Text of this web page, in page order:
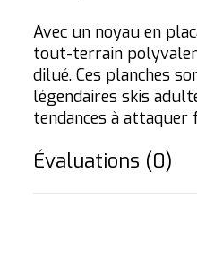
Avec un noyau en
tout-terrain
dilué. Ces planches
légendaires skis
tendances à attaquer
Évaluations (0)